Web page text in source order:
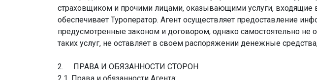
страховщиком и прочими лицами, оказывающими услуги, входящие в
обеспечивает Туроператор. Агент осуществляет предоставление
предусмотренные законом и договором, однако самостоятельно
таких услуг, не оставляет в своем распоряжении денежные
2. ПРАВА И ОБЯЗАННОСТИ СТОРОН